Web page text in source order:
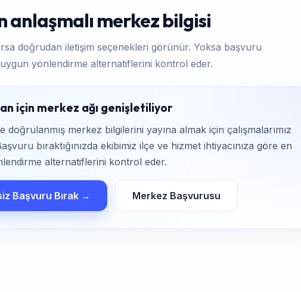
anlaşmalı merkez bilgisi
doğrudan iletişim seçenekleri görünür. Yoksa başvuru
uygun yönlendirme alternatiflerini kontrol eder.
için merkez ağı genişletiliyor
doğrulanmış merkez bilgilerini yayına almak için çalışmalarımız
bıraktığınızda ekibimiz ilçe ve hizmet ihtiyacınıza göre en
alternatiflerini kontrol eder.
Başvuru Bırak → Merkez Başvurusu